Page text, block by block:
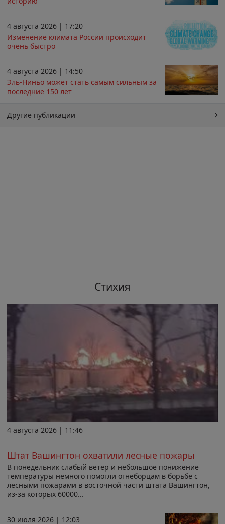
4 августа 2026 | 17:20
Изменение климата России происходит
очень быстро
4 августа 2026 | 14:50
Эль-Ниньо может стать самым сильным за
последние 150 лет
Другие публикации
Стихия
4 августа 2026 | 11:46
Штат Вашингтон охватили лесные пожары
В понедельник слабый ветер и небольшое понижение
температуры немного помогли огнеборцам в борьбе с
лесными пожарами в восточной части штата Вашингтон,
из-за которых 60000...
30 июля 2026 | 12:03